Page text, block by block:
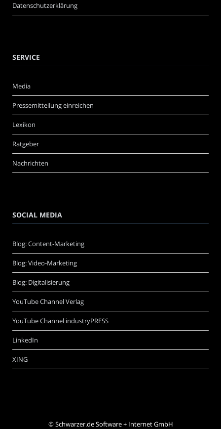
Datenschutzerklärung
SERVICE
Media
Pressemitteilung einreichen
Lexikon
Ratgeber
Nachrichten
SOCIAL MEDIA
Blog: Content-Marketing
Blog: Video-Marketing
Blog: Digitalisierung
YouTube Channel Verlag
YouTube Channel industryPRESS
LinkedIn
XING
©Schwarzer.de Software + Internet GmbH